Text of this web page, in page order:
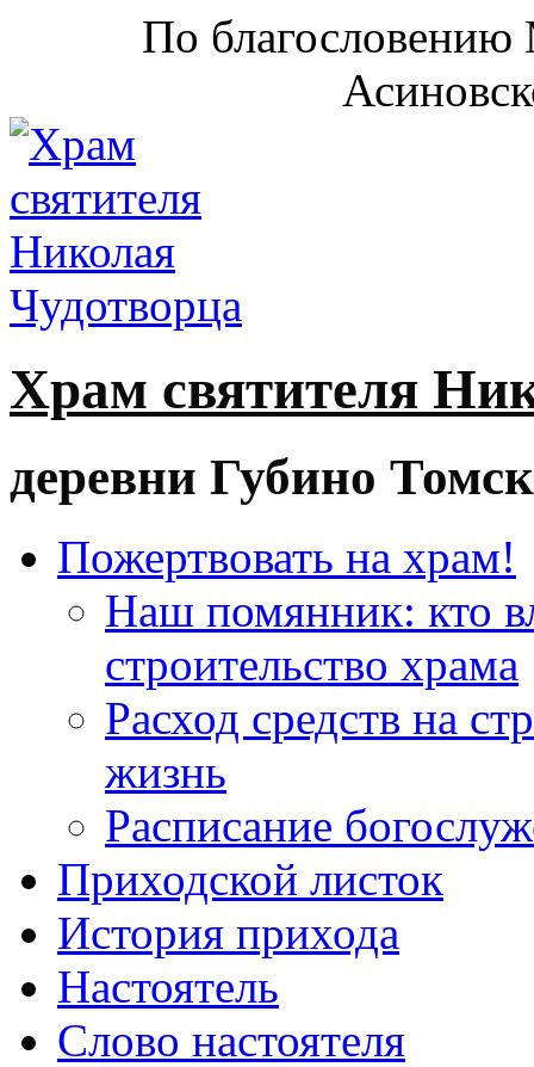
По благословению
Храм святителя
деревни Губино
Пожертвовать на храм!
Наш помянник: кто
строительство храма
Расход средств на
жизнь
Расписание
Приходской листок
История прихода
Настоятель
Слово настоятеля